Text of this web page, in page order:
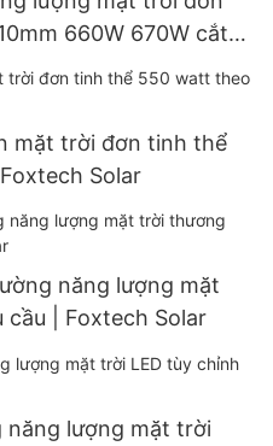
660W 670W cắt
mặt trời đơn tinh thể
Solar
năng lượng mặt
| Foxtech Solar
năng lượng mặt trời